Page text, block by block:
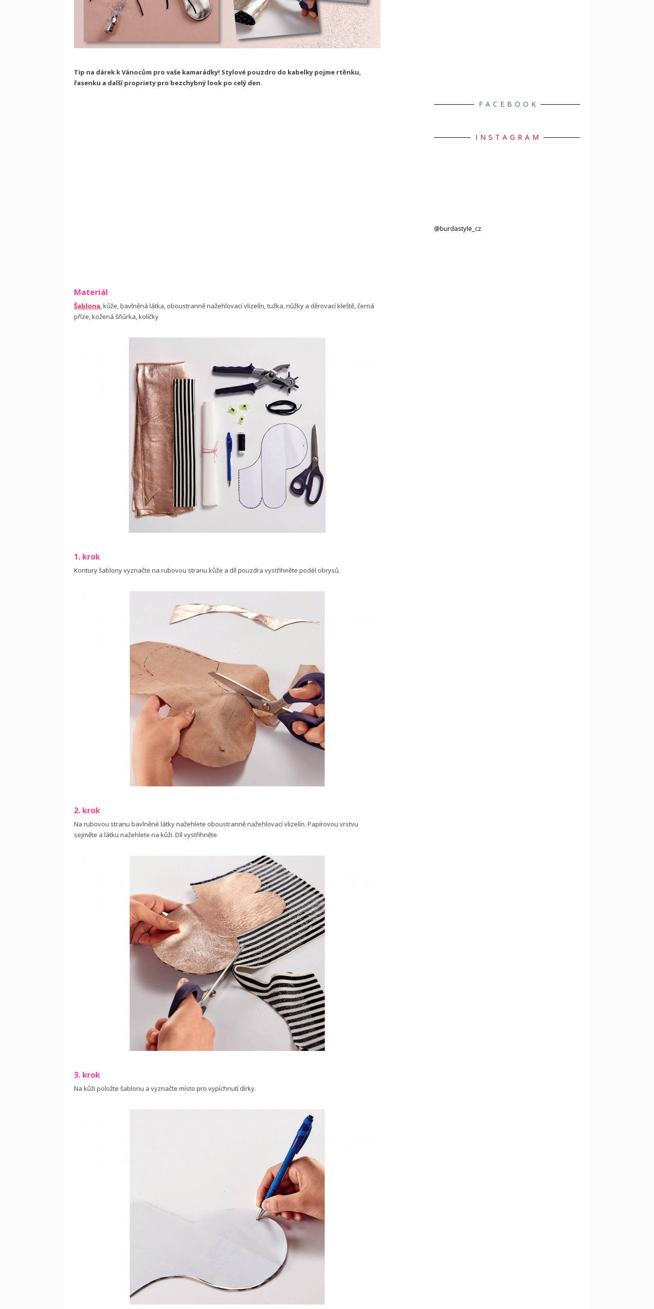
Tip na dárek k Vánocům pro vaše kamarádky! Stylové pouzdro do kabelky pojme rtěnku,
řasenku a další propriety pro bezchybný look po celý den.
Materiál
Šablona, kůže, bavlněná látka, oboustranně nažehlovací vlizelín, tužka, nůžky a děrovací kleště, černá
příze, kožená šňůrka, kolíčky
1. krok
Kontury šablony vyznačte na rubovou stranu kůže a díl pouzdra vystřihněte podél obrysů.
2. krok
Na rubovou stranu bavlněné látky nažehlete oboustranně nažehlovací vlizelín. Papírovou vrstvu
sejměte a látku nažehlete na kůži. Díl vystřihněte.
3. krok
Na kůži položte šablonu a vyznačte místo pro vypíchnutí dírky.
FACEBOOK
INSTAGRAM
@burdastyle_cz